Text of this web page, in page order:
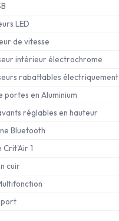
LED
de vitesse
intérieur électrochrome
rabattables électriquement
portes en Aluminium
réglables en hauteur
Bluetooth
Crit'Air 1
cuir